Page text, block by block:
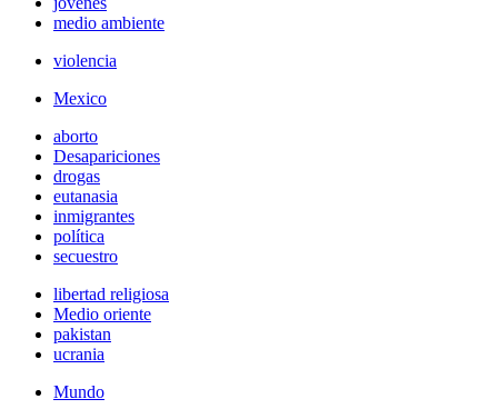
medio ambiente
violencia
Mexico
aborto
Desapariciones
drogas
eutanasia
inmigrantes
política
secuestro
libertad religiosa
Medio oriente
pakistan
ucrania
Mundo